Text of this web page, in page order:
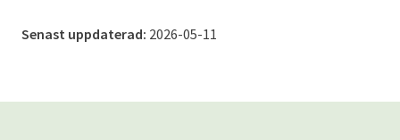
Senast uppdaterad: 2026-05-11